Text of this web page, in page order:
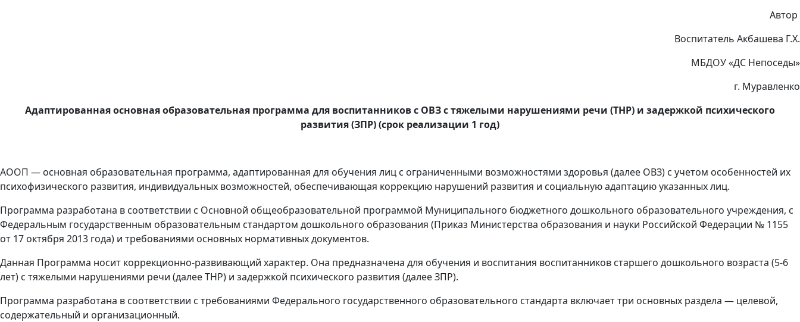
Автор
Воспитатель Акбашева Г.Х.
МБДОУ «ДС Непоседы»
г. Муравленко
Адаптированная основная образовательная программа для воспитанников с ОВЗ с тяжелыми нарушениями речи (ТНР) и задержкой психического
развития (ЗПР)(срок реализации 1 год)
АООП — основная образовательная программа, адаптированная для обучения лиц с ограниченными возможностями здоровья (далее ОВЗ) с учетом особенностей их
психофизического развития, индивидуальных возможностей, обеспечивающая коррекцию нарушений развития и социальную адаптацию указанных лиц.
Программа разработана в соответствии с Основной общеобразовательной программой Муниципального бюджетного дошкольного образовательного учреждения, с
Федеральным государственным образовательным стандартом дошкольного образования (Приказ Министерства образования и науки Российской Федерации № 1155
от 17 октября 2013 года) и требованиями основных нормативных документов.
Данная Программа носит коррекционно-развивающий характер. Она предназначена для обучения и воспитания воспитанников старшего дошкольного возраста (5-6
лет) с тяжелыми нарушениями речи (далее ТНР) и задержкой психического развития (далее ЗПР).
Программа разработана в соответствии с требованиями Федерального государственного образовательного стандарта включает три основных раздела — целевой,
содержательный и организационный.